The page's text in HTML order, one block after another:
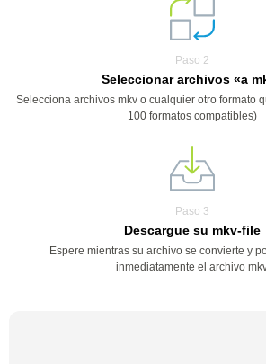
Paso 2
Seleccionar archivos «a
Selecciona archivos mkv o cualquier otro formato
100 formatos compatibles)
Paso 3
Descargue su mkv-file
Espere mientras su archivo se convierte y
inmediatamente el archivo